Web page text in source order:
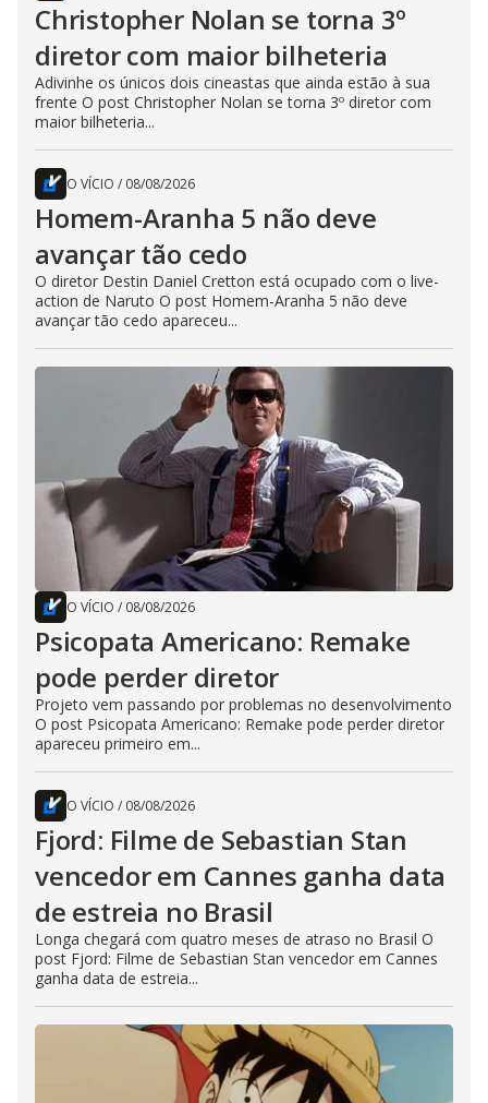
Christopher Nolan se torna 3º
diretor com maior bilheteria
Adivinhe os únicos dois cineastas que ainda estão à sua
frente O post Christopher Nolan se torna 3º diretor com
maior bilheteria...
O VÍCIO / 08/08/2026
Homem-Aranha 5 não deve
avançar tão cedo
O diretor Destin Daniel Cretton está ocupado com o live-
action de Naruto O post Homem-Aranha 5 não deve
avançar tão cedo apareceu...
O VÍCIO / 08/08/2026
Psicopata Americano: Remake
pode perder diretor
Projeto vem passando por problemas no desenvolvimento
O post Psicopata Americano: Remake pode perder diretor
apareceu primeiro em...
O VÍCIO / 08/08/2026
Fjord: Filme de Sebastian Stan
vencedor em Cannes ganha data
de estreia no Brasil
Longa chegará com quatro meses de atraso no Brasil O
post Fjord: Filme de Sebastian Stan vencedor em Cannes
ganha data de estreia...